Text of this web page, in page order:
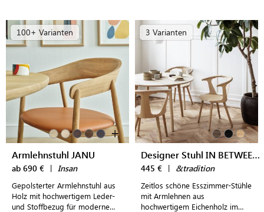
100+ Varianten
+
Armlehnstuhl JANU
ab 690 € | Insan
Gepolsterter Armlehnstuhl aus
Holz mit hochwertigem Leder-
und Stoffbezug für moderne
3 Varianten
Designer Stuhl IN BETWEEN SK1
445 € | &tradition
Zeitlos schöne Esszimmer-Stühle
mit Armlehnen aus
hochwertigem Eichenholz im